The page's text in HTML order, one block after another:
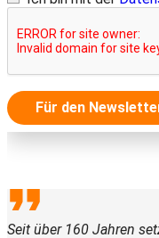
Für den
Seit über 160 Jahren